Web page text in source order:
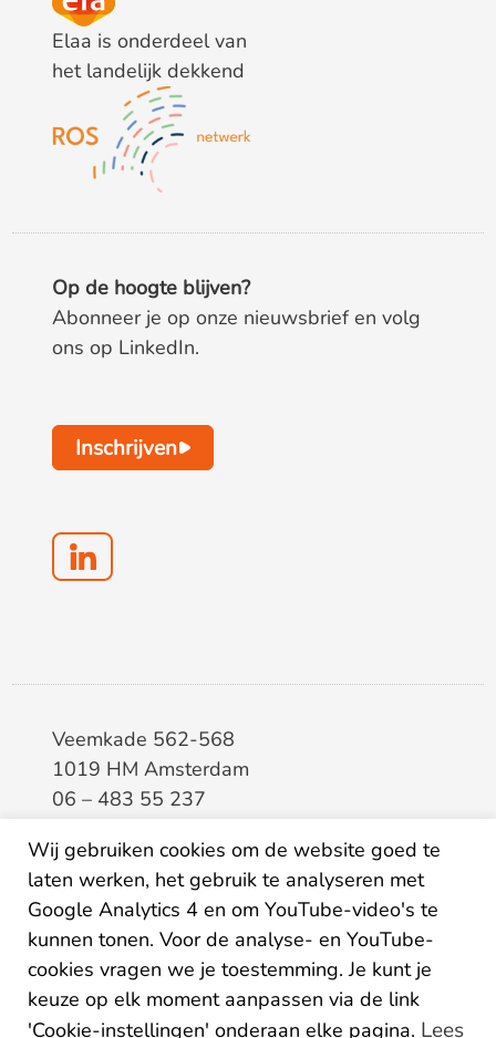
Elaa is onderdeel van
het landelijk dekkend
Op de hoogte blijven?
Abonneer je op onze nieuwsbrief en volg
ons op LinkedIn.
Inschrijven
Veemkade 562-568
1019 HM Amsterdam
06 – 483 55 237
BTW8133.20.343.B.01
KvK34207150
IBANNL26ABNA0507435125
Wij gebruiken cookies om de website goed te
laten werken, het gebruik te analyseren met
Google Analytics 4 en om YouTube-video's te
kunnen tonen. Voor de analyse- en YouTube-
cookies vragen we je toestemming. Je kunt je
keuze op elk moment aanpassen via de link
'Cookie-instellingen' onderaan elke pagina. Lees